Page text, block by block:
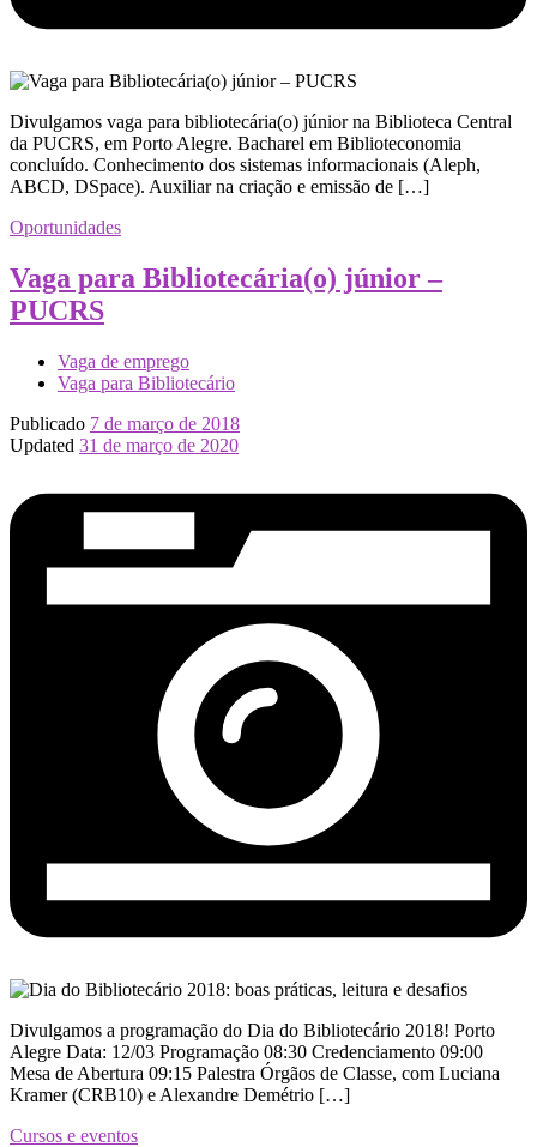
Divulgamos vaga para bibliotecária(o) júnior na Biblioteca Central
da PUCRS, em Porto Alegre. Bacharel em Biblioteconomia
concluído. Conhecimento dos sistemas informacionais (Aleph,
ABCD, DSpace). Auxiliar na criação e emissão de […]
Oportunidades
Vaga para Bibliotecária(o) júnior –
PUCRS
Vaga de emprego
Vaga para Bibliotecário
Publicado 7 de março de 2018
Updated 31 de março de 2020
Divulgamos a programação do Dia do Bibliotecário 2018! Porto
Alegre Data: 12/03 Programação 08:30 Credenciamento 09:00
Mesa de Abertura 09:15 Palestra Órgãos de Classe, com Luciana
Kramer (CRB10) e Alexandre Demétrio […]
Cursos e eventos